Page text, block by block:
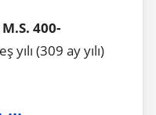
M.S. 400-
yılı (309 ay yılı)